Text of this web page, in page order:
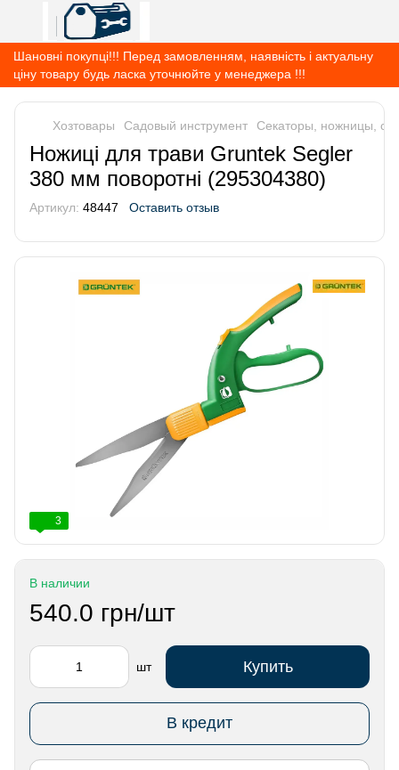
Шановні покупці!!! Перед замовленням, наявність і актуальну
ціну товару будь ласка уточнюйте у менеджера !!!
Хозтовары Садовый инструмент Секаторы, ножницы,
Ножиці для трави Gruntek Segler
380 мм поворотні (295304380)
Артикул: 48447 Оставить отзыв
3
В наличии
540.0 грн/шт
шт Купить
В кредит